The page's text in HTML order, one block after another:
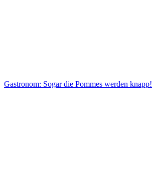
Gastronom: Sogar die Pommes werden knapp!